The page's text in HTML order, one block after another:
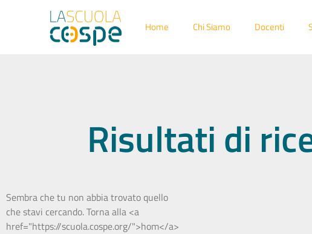
Home Chi Siamo Docenti
Risultati di
Sembra che tu non abbia trovato quello
che stavi cercando. Torna alla <a
href="https://scuola.cospe.org/">hom</a>